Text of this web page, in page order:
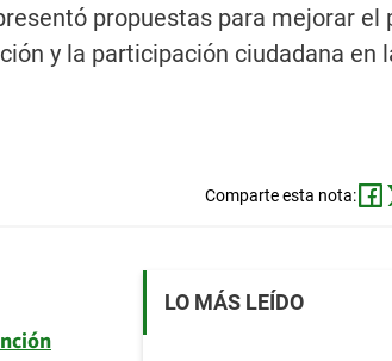
propuestas para mejorar el
y la participación ciudadana en
Comparte esta nota:
LO MÁS LEÍDO